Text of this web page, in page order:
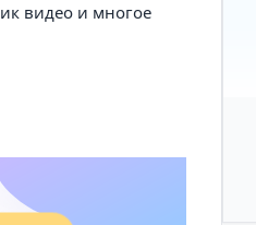
видео и многое